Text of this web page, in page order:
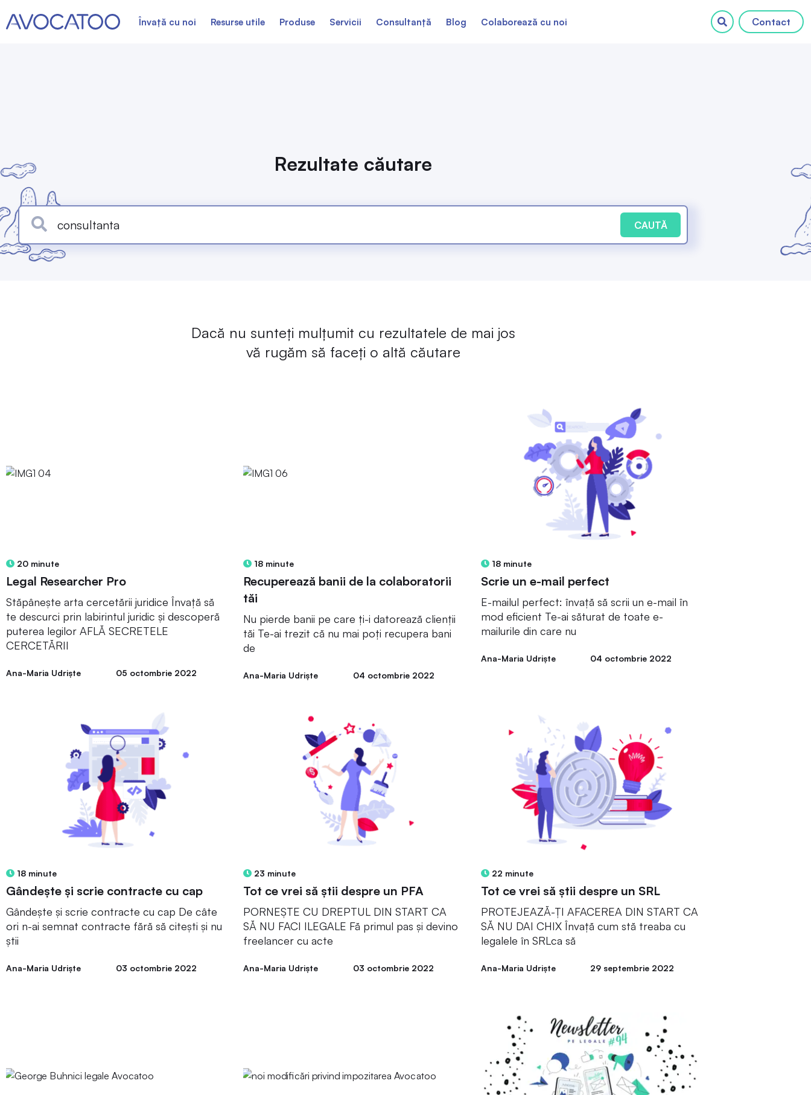
Contact
Învață cu noi Resurse utile Produse Servicii Consultanță Blog Colaborează cu noi
Rezultate căutare
CAUTĂ
Dacă nu sunteți mulțumit cu rezultatele de mai jos
vă rugăm să faceți o altă căutare
20 minute
Legal Researcher Pro
Stăpânește arta cercetării juridice Învață să
te descurci prin labirintul juridic și descoperă
puterea legilor AFLĂ SECRETELE
CERCETĂRII
Ana-Maria Udriște 05 octombrie 2022
18 minute
Recuperează banii de la colaboratorii
tăi
Nu pierde banii pe care ți-i datorează clienții
tăi Te-ai trezit că nu mai poți recupera bani
de
Ana-Maria Udriște 04 octombrie 2022
18 minute
Scrie un e-mail perfect
E-mailul perfect: învață să scrii un e-mail în
mod eficient Te-ai săturat de toate e-
mailurile din care nu
Ana-Maria Udriște 04 octombrie 2022
18 minute
Gândește și scrie contracte cu cap
Gândește și scrie contracte cu cap De câte
ori n-ai semnat contracte fără să citești și nu
știi
Ana-Maria Udriște 03 octombrie 2022
23 minute
Tot ce vrei să știi despre un PFA
PORNEȘTE CU DREPTUL DIN START CA
SĂ NU FACI ILEGALE Fă primul pas și devino
freelancer cu acte
Ana-Maria Udriște 03 octombrie 2022
22 minute
Tot ce vrei să știi despre un SRL
PROTEJEAZĂ-ȚI AFACEREA DIN START CA
SĂ NU DAI CHIX Învață cum stă treaba cu
legalele în SRLca să
Ana-Maria Udriște 29 septembrie 2022